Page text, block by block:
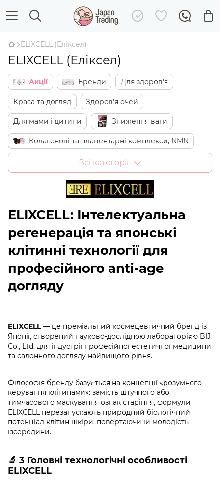
ELIXCELL (Еліксел)
ELIXCELL (Еліксел)
Акції Бренди Для здоров'я
Краса та догляд Здоров'я очей
Для мами і дитини Зниження ваги
Колагенові та плацентарні комплекси, NMN
Японські солодощі Дім
Всі категорії
ELIXCELL: Інтелектуальна
регенерація та японські
клітинні технології для
професійного anti-age
догляду
ELIXCELL— це преміальний космецевтичний бренд із
Японії, створений науково-дослідною лабораторією BIJ
Co., Ltd. для індустрії професійної естетичної медицини
та салонного догляду найвищого рівня.
Філософія бренду базується на концепції «розумного
керування клітинами»: замість штучного або
тимчасового маскування ознак старіння, формули
ELIXCELL перезапускають природний біологічний
потенціал клітин шкіри, повертаючи їй молодість
ізсередини.
🔬 3 Головні технологічні особливості
ELIXCELL